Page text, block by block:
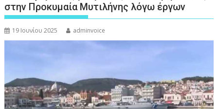
στην Προκυμαία Μυτιλήνης λόγω έργων
19 Ιουνίου 2025 adminvoice